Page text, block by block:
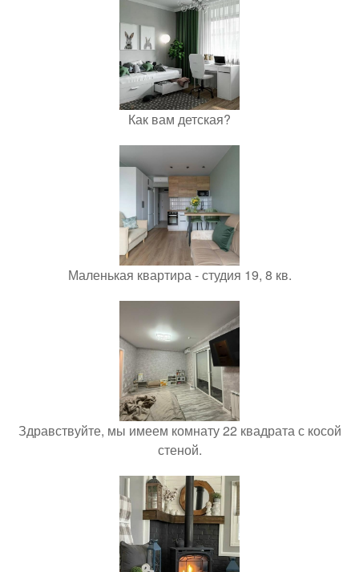
Как вам детская?
Маленькая квартира - студия 19, 8 кв.
Здравствуйте, мы имеем комнату 22 квадрата с косой
стеной.